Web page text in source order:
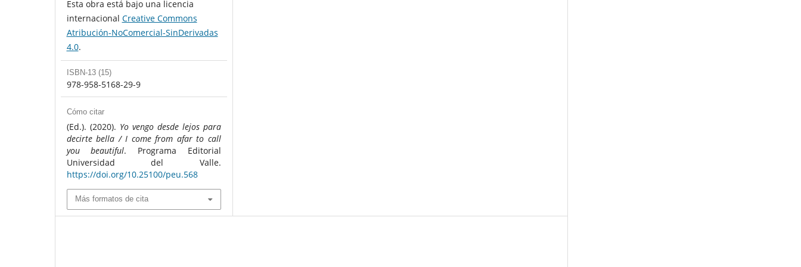
Esta obra está bajo una licencia
internacional Creative Commons
Atribución-NoComercial-SinDerivadas
4.0.
ISBN-13 (15)
978-958-5168-29-9
Cómo citar
(Ed.). (2020). Yo vengo desde lejos para
decirte bella / I come from afar to call
you beautiful. Programa Editorial
Universidad del Valle.
https://doi.org/10.25100/peu.568
Más formatos de cita